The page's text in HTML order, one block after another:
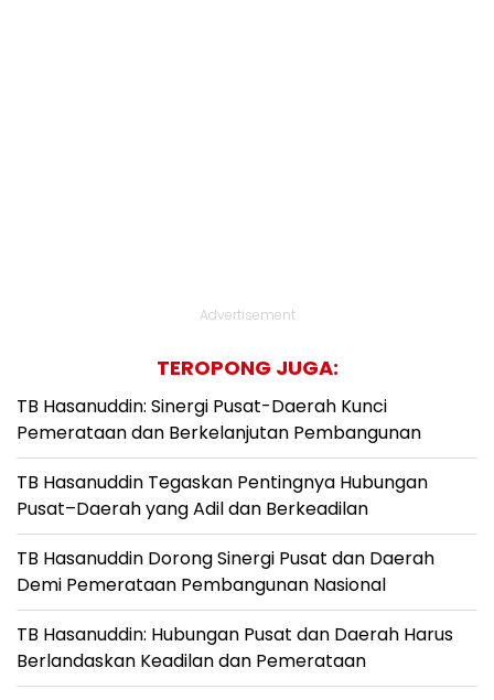
Advertisement
TEROPONG JUGA:
TB Hasanuddin: Sinergi Pusat-Daerah Kunci
Pemerataan dan Berkelanjutan Pembangunan
TB Hasanuddin Tegaskan Pentingnya Hubungan
Pusat–Daerah yang Adil dan Berkeadilan
TB Hasanuddin Dorong Sinergi Pusat dan Daerah
Demi Pemerataan Pembangunan Nasional
TB Hasanuddin: Hubungan Pusat dan Daerah Harus
Berlandaskan Keadilan dan Pemerataan